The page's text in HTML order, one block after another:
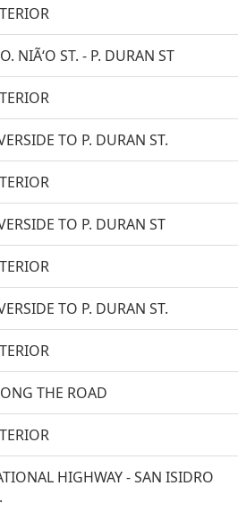
NIÃ‘O ST. - P. DURAN ST
TO P. DURAN ST.
TO P. DURAN ST
TO P. DURAN ST.
THE ROAD
HIGHWAY - SAN ISIDRO